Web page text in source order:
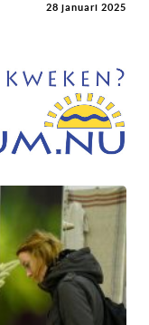
28 januari 2025